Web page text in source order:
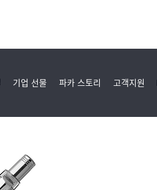
기업 선물 파카 스토리 고객지원